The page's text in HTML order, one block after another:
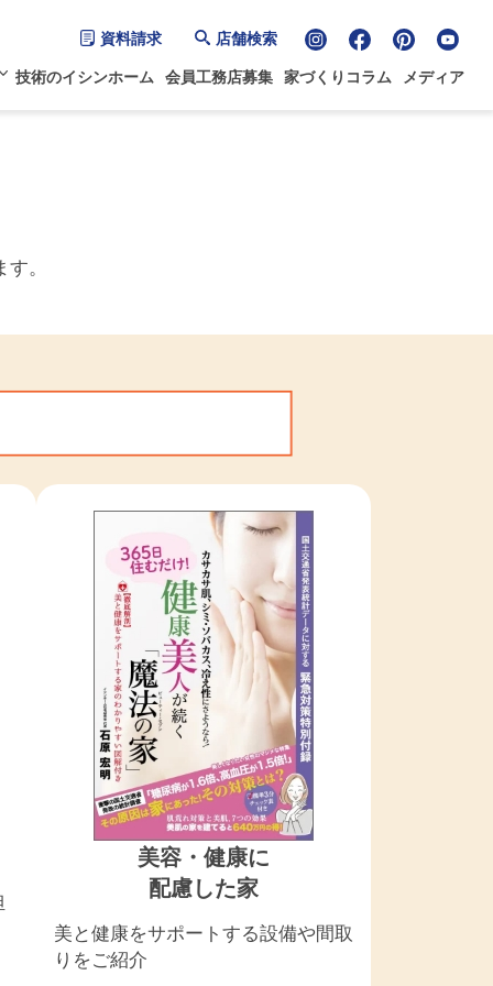
資料請求
店舗検索
技術のイシンホーム 会員工務店募集 家づくりコラム メディア
。
美容・健康に
配慮した家
美と健康をサポートする設備や間取
りをご紹介